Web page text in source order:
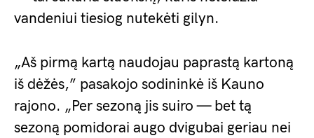
vandeniui tiesiog nutekėti gilyn.
„Aš pirmą kartą naudojau paprastą kartoną
iš dėžės,” pasakojo sodininkė iš Kauno
rajono. „Per sezoną jis suiro — bet tą
sezoną pomidorai augo dvigubai geriau nei